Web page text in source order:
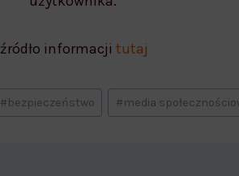
źródło informacji tutaj
#bezpieczeństwo #media